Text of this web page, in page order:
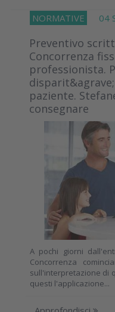
NORMATIVE 04
Preventivo
Concorrenza
professionista.
paziente.
consegnare
A pochi giorni
Concorrenza
sull'interpretazione di
questi l'applicazione...